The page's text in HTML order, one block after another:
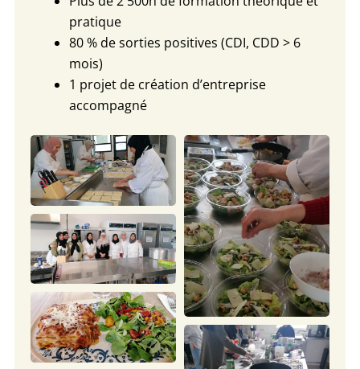
pratique
80 % de sorties positives (CDI, CDD > 6
mois)
1 projet de création d’entreprise
accompagné